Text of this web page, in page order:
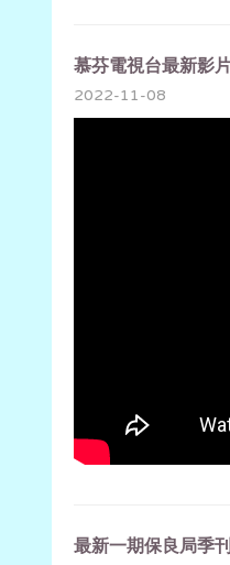
慕芬電視台最新影
2022-11-08
最新一期保良局季